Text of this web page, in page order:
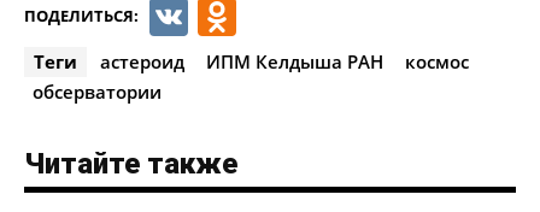
ПОДЕЛИТЬСЯ: VK
Теги астероид ИПМ Келдыша РАН
космос
обсерватории
Читайте также